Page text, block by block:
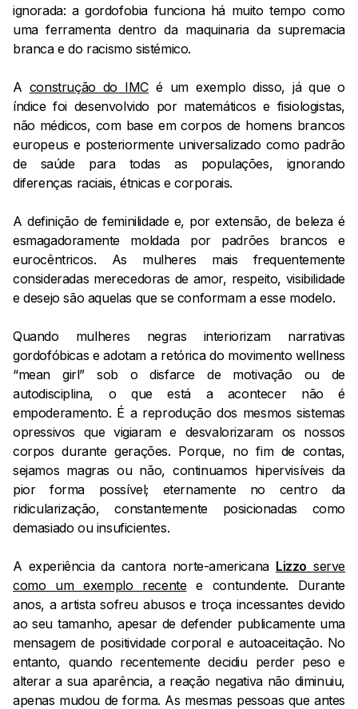
ignorada: a gordofobia funciona há muito tempo como
uma ferramenta dentro da maquinaria da supremacia
branca e do racismo sistémico.
A construção do IMCé um exemplo disso, já que o
índice foi desenvolvido por matemáticos e fisiologistas,
não médicos, com base em corpos de homens brancos
europeus e posteriormente universalizado como padrão
de saúde para todas as populações, ignorando
diferenças raciais, étnicas e corporais.
A definição de feminilidade e, por extensão, de beleza é
esmagadoramente moldada por padrões brancos e
eurocêntricos. As mulheres mais frequentemente
consideradas merecedoras de amor, respeito, visibilidade
e desejo são aquelas que se conformam a esse modelo.
Quando mulheres negras interiorizam narrativas
gordofóbicas e adotam a retórica do movimento wellness
“mean girl” sob o disfarce de motivação ou de
autodisciplina, o que está a acontecer não é
empoderamento. É a reprodução dos mesmos sistemas
opressivos que vigiaram e desvalorizaram os nossos
corpos durante gerações. Porque, no fim de contas,
sejamos magras ou não, continuamos hipervisíveis da
pior forma possível; eternamente no centro da
ridicularização, constantemente posicionadas como
demasiado ou insuficientes.
A experiência da cantora norte-americana Lizzo serve
como um exemplo recentee contundente. Durante
anos, a artista sofreu abusos e troça incessantes devido
ao seu tamanho, apesar de defender publicamente uma
mensagem de positividade corporal e autoaceitação. No
entanto, quando recentemente decidiu perder peso e
alterar a sua aparência, a reação negativa não diminuiu,
apenas mudou de forma. As mesmas pessoas que antes